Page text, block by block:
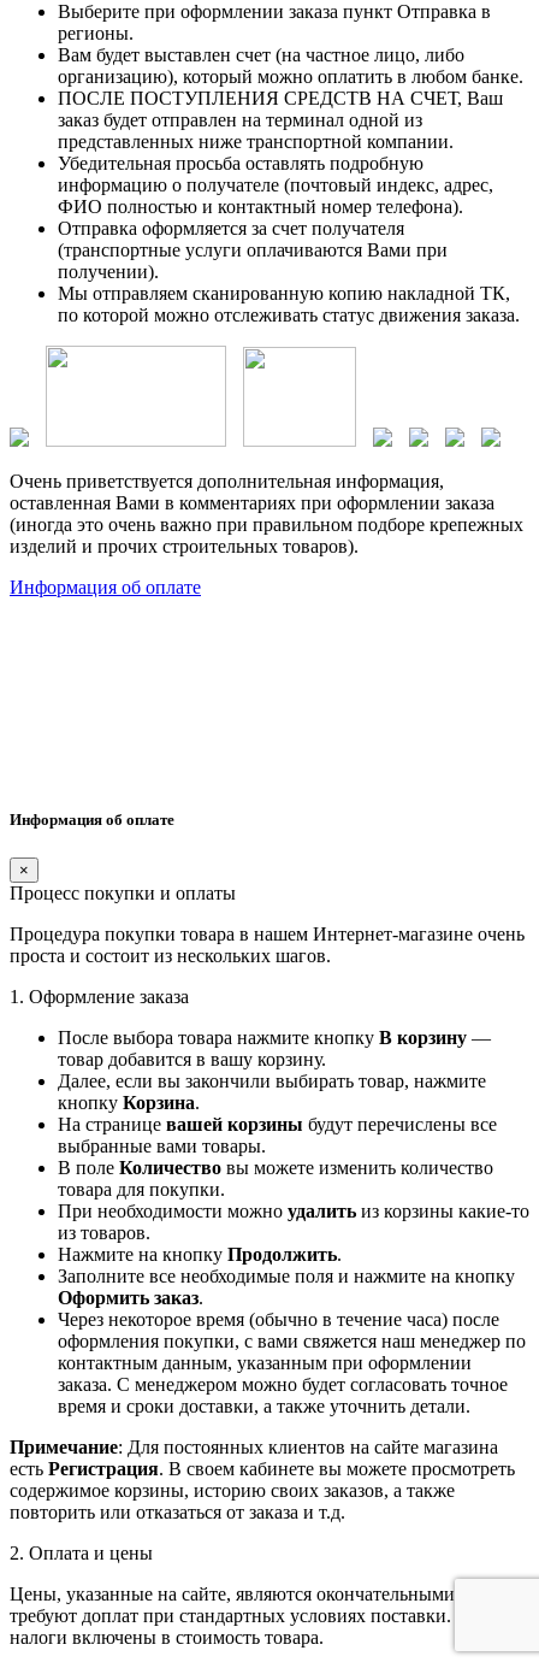
Выберите при оформлении заказа пункт Отправка в
регионы.
Вам будет выставлен счет (на частное лицо, либо
организацию), который можно оплатить в любом банке.
ПОСЛЕ ПОСТУПЛЕНИЯ СРЕДСТВ НА СЧЕТ, Ваш
заказ будет отправлен на терминал одной из
представленных ниже транспортной компании.
Убедительная просьба оставлять подробную
информацию о получателе (почтовый индекс, адрес,
ФИО полностью и контактный номер телефона).
Отправка оформляется за счет получателя
(транспортные услуги оплачиваются Вами при
получении).
Мы отправляем сканированную копию накладной ТК,
по которой можно отслеживать статус движения заказа.
Очень приветствуется дополнительная информация,
оставленная Вами в комментариях при оформлении заказа
(иногда это очень важно при правильном подборе крепежных
изделий и прочих строительных товаров).
Информация об оплате
Информация об оплате
×
Процесс покупки и оплаты
Процедура покупки товара в нашем Интернет-магазине очень
проста и состоит из нескольких шагов.
1. Оформление заказа
После выбора товара нажмите кнопку В корзину —
товар добавится в вашу корзину.
Далее, если вы закончили выбирать товар, нажмите
кнопку Корзина.
На странице вашей корзины будут перечислены все
выбранные вами товары.
В поле Количество вы можете изменить количество
товара для покупки.
При необходимости можно удалить из корзины какие-то
из товаров.
Нажмите на кнопку Продолжить.
Заполните все необходимые поля и нажмите на кнопку
Оформить заказ.
Через некоторое время (обычно в течение часа) после
оформления покупки, с вами свяжется наш менеджер по
контактным данным, указанным при оформлении
заказа. С менеджером можно будет согласовать точное
время и сроки доставки, а также уточнить детали.
Примечание: Для постоянных клиентов на сайте магазина
есть Регистрация. В своем кабинете вы можете просмотреть
содержимое корзины, историю своих заказов, а также
повторить или отказаться от заказа и т.д.
2. Оплата и цены
Цены, указанные на сайте, являются окончательными и не
требуют доплат при стандартных условиях поставки. Все
налоги включены в стоимость товара.